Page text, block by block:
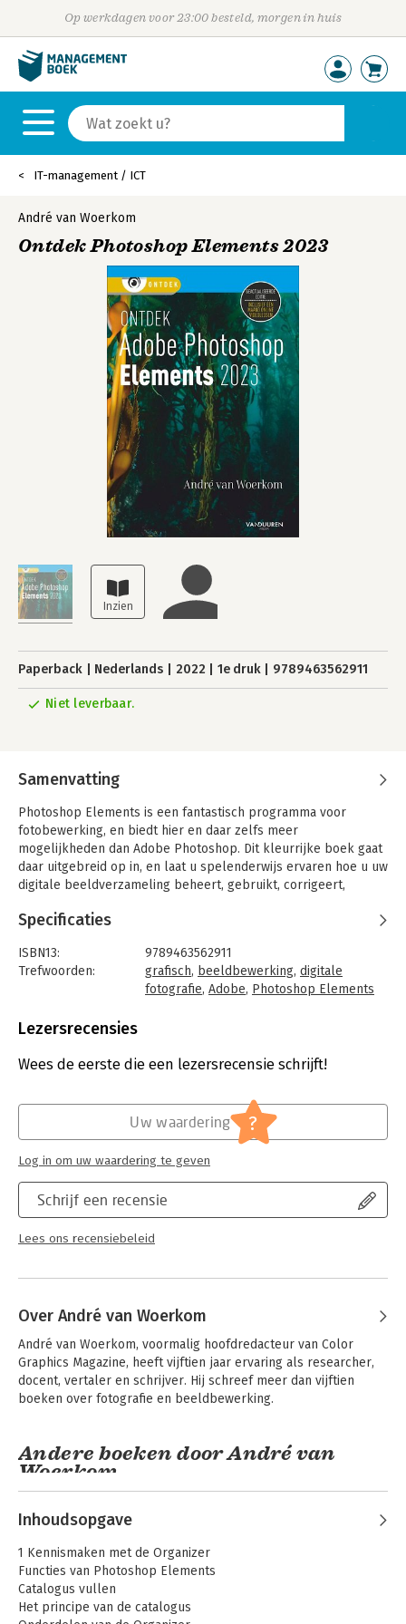
Op werkdagen voor 23:00 besteld, morgen in huis
IT-management / ICT
André van Woerkom
Ontdek Photoshop Elements 2023
Paperback Nederlands 2022 1e druk 9789463562911
Niet leverbaar.
Samenvatting
Photoshop Elements is een fantastisch programma voor
fotobewerking, en biedt hier en daar zelfs meer
mogelijkheden dan Adobe Photoshop. Dit kleurrijke boek gaat
daar uitgebreid op in, en laat u spelenderwijs ervaren hoe u uw
digitale beeldverzameling beheert, gebruikt, corrigeert,
speelse voorbeelden laat de auteur u zien hoe u zelf een
u kunt downloaden kunt u snel aan de slag.
- Snelle handelingen: werken met Photomerge en de
- Bestanden en bestandsindelingen: werken met foto’s en
- Bijsnijden: afbeeldingen op maat maken
- Kleur: kleurmodi en kleurmodellen
- Bewerken: corrigeren en retoucheren
- Complexere afbeeldingen: werken met lagen
- Inkleuren: omtrekken en vullingen
- De boodschap overbrengen: werken met tekst
- Uitvoer: afdrukken, presenteren en gereedmaken voor
Specificaties
ISBN13:
9789463562911
Trefwoorden:
grafisch, beeldbewerking, digitale
fotografie, Adobe, Photoshop Elements
Taal:
Aantal pagina's:
256
Verschijningsdatum:
22-12-2022
Hoofdrubriek:
Serie:
Ontdek
Lezersrecensies
Wees de eerste die een lezersrecensie schrijft!
Schrijf een recensie
Lees ons recensiebeleid
Uw waardering ?
Log in om uw waardering te geven
Over André van Woerkom
André van Woerkom, voormalig hoofdredacteur van Color
Graphics Magazine, heeft vijftien jaar ervaring als researcher,
docent, vertaler en schrijver. Hij schreef meer dan vijftien
boeken over fotografie en beeldbewerking.
Andere boeken door André van
Woerkom
Inhoudsopgave
1 Kennismaken met de Organizer
Functies van Photoshop Elements
Catalogus vullen
Het principe van de catalogus